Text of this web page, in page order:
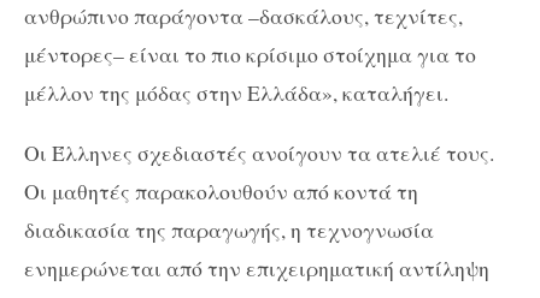
ανθρώπινο παράγοντα –δασκάλους, τεχνίτες,
μέντορες– είναι το πιο κρίσιμο στοίχημα για το
μέλλον της μόδας στην Ελλάδα», καταλήγει.
Οι Έλληνες σχεδιαστές ανοίγουν τα ατελιέ τους.
Οι μαθητές παρακολουθούν από κοντά τη
διαδικασία της παραγωγής, η τεχνογνωσία
ενημερώνεται από την επιχειρηματική αντίληψη